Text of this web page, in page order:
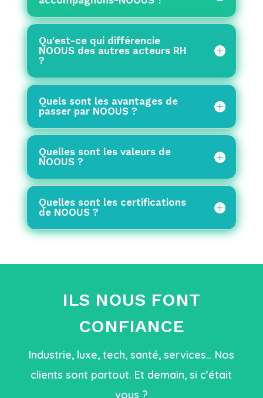
Qu'est-ce qui différencie
NOOUS des autres acteurs RH
?
Quels sont les avantages de
passer par NOOUS ?
Quelles sont les valeurs de
NOOUS ?
Quelles sont les certifications
de NOOUS ?
ILS NOUS FONT
CONFIANCE
Industrie, luxe, tech, santé, services… Nos
clients sont partout. Et demain, si c’était
vous ?